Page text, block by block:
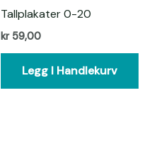
Tallplakater 0-20
kr59,00
Legg I Handlekurv